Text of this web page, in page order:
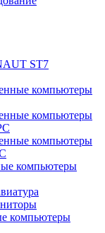
ST7
компьютеры
компьютеры
компьютеры
компьютеры
компьютеры